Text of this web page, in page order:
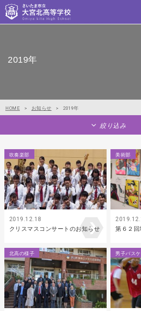
2019年
HOME > お知らせ > 2019年
絞り込み
吹奏楽部
2019.12.18
クリスマスコンサートのお知らせ
美術部
第６２
北高の様子 男子バス